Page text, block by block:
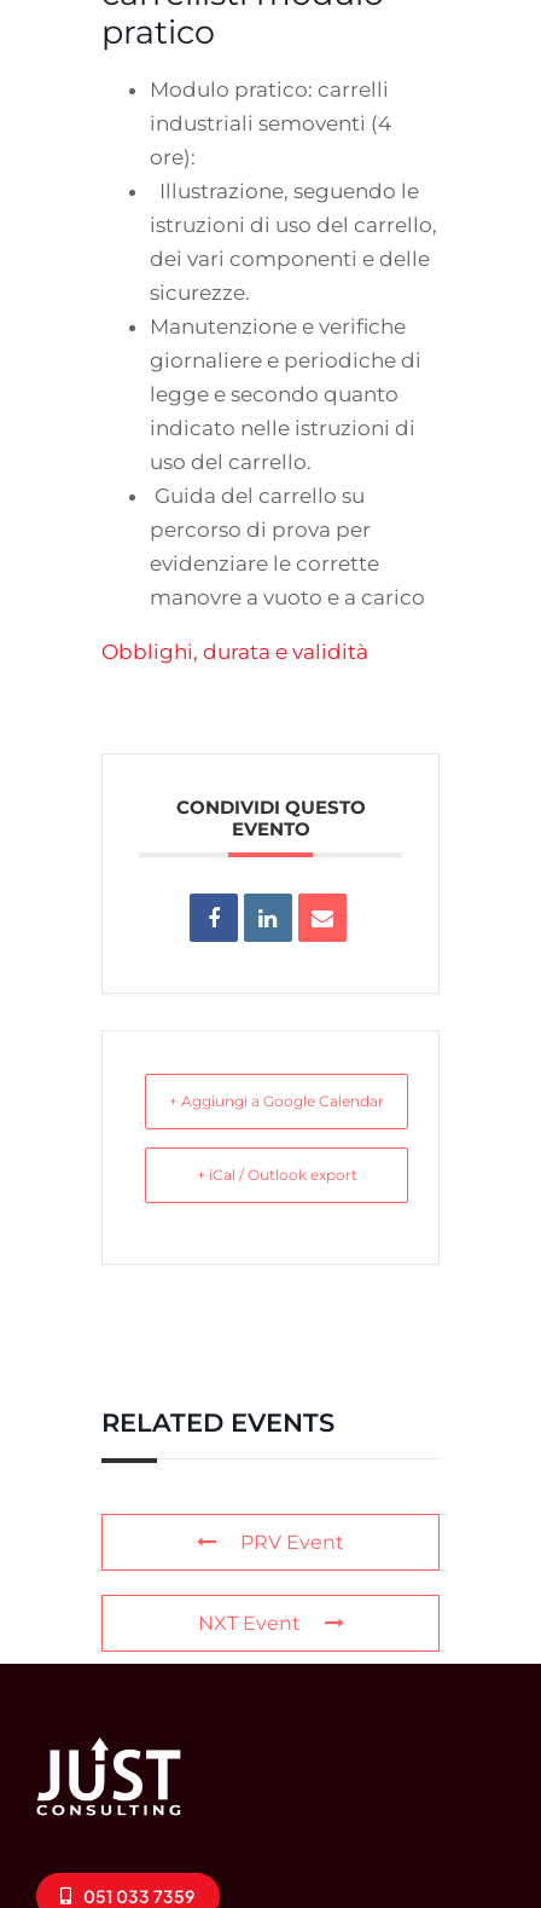
pratico
Modulo pratico: carrelli
industriali semoventi (4
ore):
Illustrazione, seguendo le
istruzioni di uso del carrello,
dei vari componenti e delle
sicurezze.
Manutenzione e verifiche
giornaliere e periodiche di
legge e secondo quanto
indicato nelle istruzioni di
uso del carrello.
Guida del carrello su
percorso di prova per
evidenziare le corrette
manovre a vuoto e a carico
Obblighi, durata e validità
CONDIVIDI QUESTO
EVENTO
+ Aggiungi a Google Calendar
+ iCal / Outlook export
RELATED EVENTS
PRV Event
NXT Event
051 033 7359